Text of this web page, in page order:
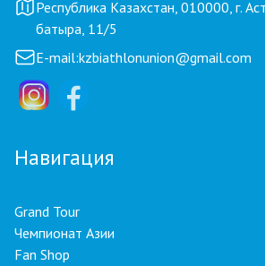
Республика Казахстан, 010000, г.
батыра, 11/5
E-mail:kzbiathlonunion@gmail.com
Навигация
Grand Tour
Чемпионат Азии
Fan Shop